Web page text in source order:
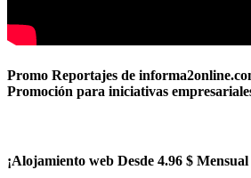
Promo Reportajes de
Promoción para iniciativas
¡Alojamiento web Desde 4.96 $ Mensual